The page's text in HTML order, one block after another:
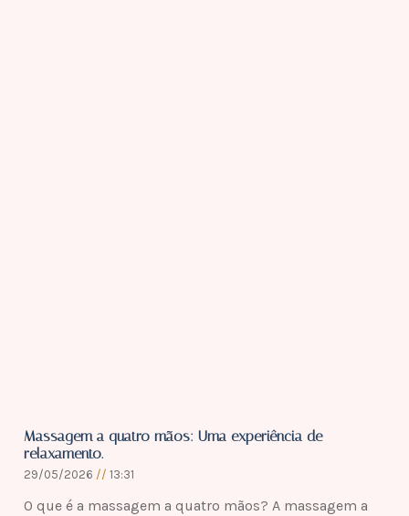
Massagem a quatro mãos: Uma experiência de
relaxamento.
29/05/2026 13:31
O que é a massagem a quatro mãos? A massagem a